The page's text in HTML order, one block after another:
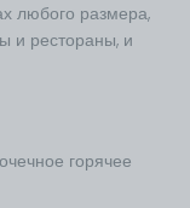
любого размера,
и рестораны, и
горячее